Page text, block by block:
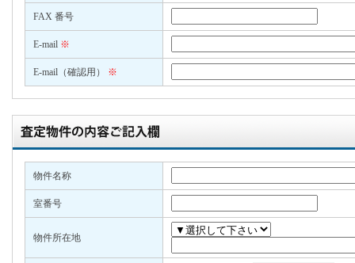
FAX 番号
E-mail ※
E-mail（確認用） ※
物件名称
室番号
物件所在地